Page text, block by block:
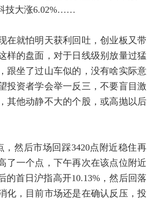
技大涨6.02%……
就怕明天获利回吐，创业板又带
样的盘面，对于日线级别放量过猛
跟坐了过山车似的，没有啥实际意
投资者学会举一反三，不要盲目激
其他动静不大的个股，或高抛以后
然后市场回踩3420点附近稳住再
了一个点，下午再次在该点位附近
首日沪指高开10.13%，然后回落
化，目前市场还是在确认反压，投